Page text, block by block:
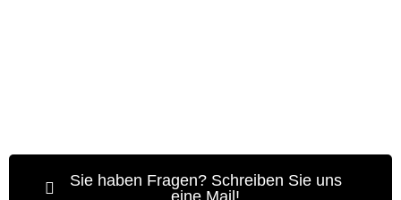
Auch das geht, klicken Sie dazu unten, um eine
Einmalspende an den ETB getbuddies Förderverein zu
übermitteln.
Sie haben Fragen? Schreiben Sie uns